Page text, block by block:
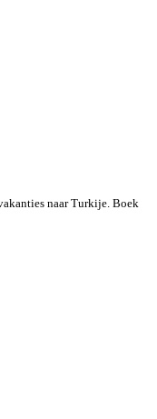
naar Turkije. Boek